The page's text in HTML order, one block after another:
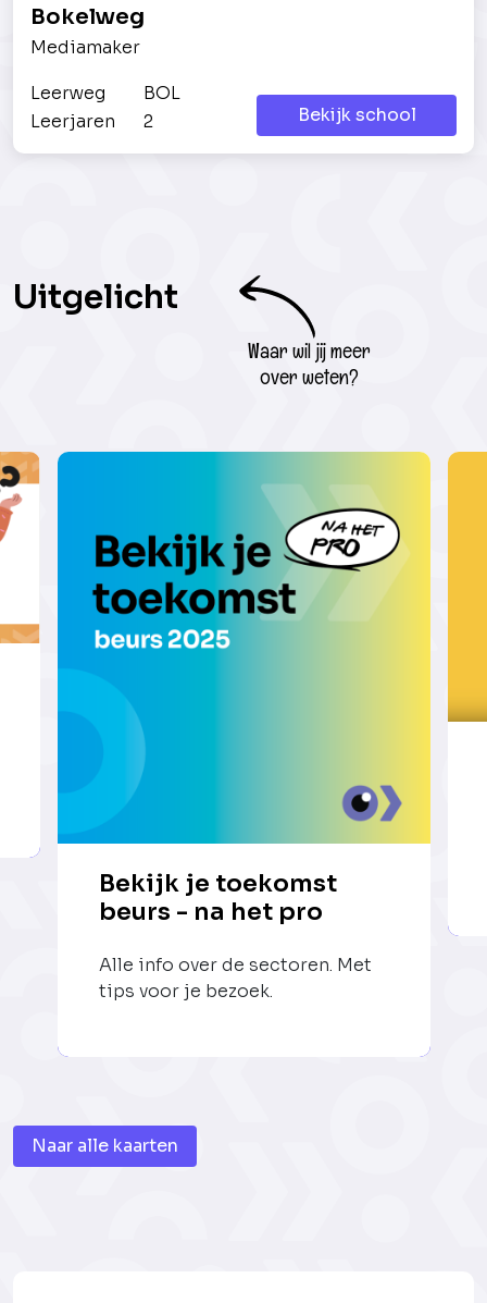
Bokelweg
Mediamaker
Leerweg
BOL
Leerjaren
2 Bekijk school
Uitgelicht
Waar wil jij meer
over weten?
Bekijk je toekomst
beurs - na het pro
Alle info over de sectoren. Met
tips voor je bezoek.
Naar alle kaarten